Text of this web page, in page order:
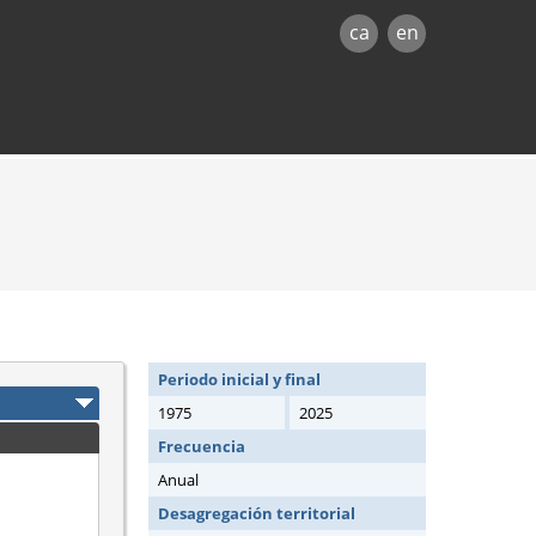
ca en
Periodo inicial y final
1975
2025
Frecuencia
Anual
Desagregación territorial